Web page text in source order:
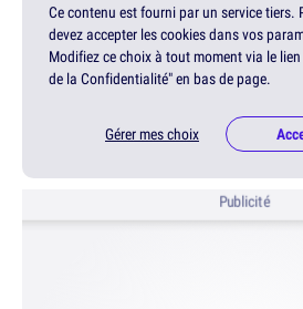
Ce contenu est fourni par un service tiers.
devez accepter les cookies dans vos
Modifiez ce choix à tout moment via le
de la Confidentialité" en bas de page.
Gérer mes choix
Publicité